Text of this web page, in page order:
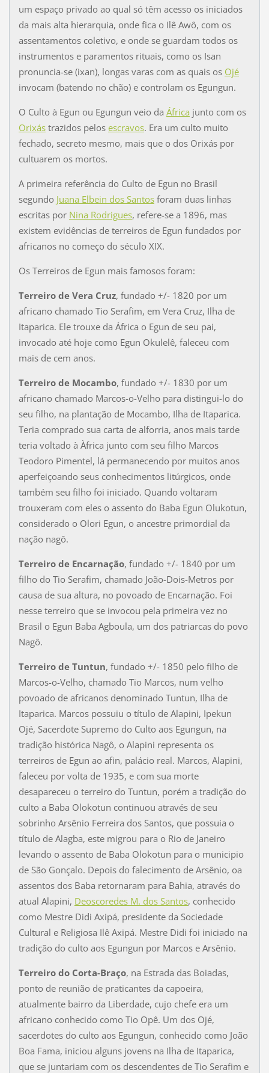
um espaço privado ao qual só têm acesso os iniciados
da mais alta hierarquia, onde fica o Ilê Awô, com os
assentamentos coletivo, e onde se guardam todos os
instrumentos e paramentos rituais, como os Isan
pronuncia-se (ixan), longas varas com as quais os Ojé
invocam (batendo no chão) e controlam os Egungun.
O Culto à Egun ou Egungun veio da África junto com os
Orixástrazidos pelos escravos. Era um culto muito
fechado, secreto mesmo, mais que o dos Orixás por
cultuarem os mortos.
A primeira referência do Culto de Egun no Brasil
segundo Juana Elbein dos Santosforam duas linhas
escritas por Nina Rodrigues, refere-se a 1896, mas
existem evidências de terreiros de Egun fundados por
africanos no começo do século XIX.
Os Terreiros de Egun mais famosos foram:
Terreiro de Vera Cruz, fundado +/- 1820 por um
africano chamado Tio Serafim, em Vera Cruz, Ilha de
Itaparica. Ele trouxe da África o Egun de seu pai,
invocado até hoje como Egun Okulelê, faleceu com
mais de cem anos.
Terreiro de Mocambo, fundado +/- 1830 por um
africano chamado Marcos-o-Velho para distingui-lo do
seu filho, na plantação de Mocambo, Ilha de Itaparica.
Teria comprado sua carta de alforria, anos mais tarde
teria voltado à Àfrica junto com seu filho Marcos
Teodoro Pimentel, lá permanecendo por muitos anos
aperfeiçoando seus conhecimentos litúrgicos, onde
também seu filho foi iniciado. Quando voltaram
trouxeram com eles o assento do Baba Egun Olukotun,
considerado o Olori Egun, o ancestre primordial da
nação nagô.
Terreiro de Encarnação, fundado +/- 1840 por um
filho do Tio Serafim, chamado João-Dois-Metros por
causa de sua altura, no povoado de Encarnação. Foi
nesse terreiro que se invocou pela primeira vez no
Brasil o Egun Baba Agboula, um dos patriarcas do povo
Nagô.
Terreiro de Tuntun, fundado +/- 1850 pelo filho de
Marcos-o-Velho, chamado Tio Marcos, num velho
povoado de africanos denominado Tuntun, Ilha de
Itaparica. Marcos possuiu o título de Alapini, Ipekun
Ojé, Sacerdote Supremo do Culto aos Egungun, na
tradição histórica Nagô, o Alapini representa os
terreiros de Egun ao afin, palácio real. Marcos, Alapini,
faleceu por volta de 1935, e com sua morte
desapareceu o terreiro do Tuntun, porém a tradição do
culto a Baba Olokotun continuou através de seu
sobrinho Arsênio Ferreira dos Santos, que possuia o
título de Alagba, este migrou para o Rio de Janeiro
levando o assento de Baba Olokotun para o municipio
de São Gonçalo. Depois do falecimento de Arsênio, oa
assentos dos Baba retornaram para Bahia, através do
atual Alapini, Deoscoredes M. dos Santos, conhecido
como Mestre Didi Axipá, presidente da Sociedade
Cultural e Religiosa Ilê Axipá. Mestre Didi foi iniciado na
tradição do culto aos Egungun por Marcos e Arsênio.
Terreiro do Corta-Braço, na Estrada das Boiadas,
ponto de reunião de praticantes da capoeira,
atualmente bairro da Liberdade, cujo chefe era um
africano conhecido como Tio Opê. Um dos Ojé,
sacerdotes do culto aos Egungun, conhecido como João
Boa Fama, iniciou alguns jovens na Ilha de Itaparica,
que se juntariam com os descendentes de Tio Serafim e